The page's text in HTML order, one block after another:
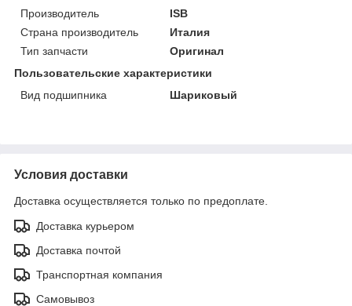
Производитель
ISB
Страна производитель
Италия
Тип запчасти
Оригинал
Пользовательские характеристики
Вид подшипника
Шариковый
Условия доставки
Доставка осуществляется только по предоплате.
Доставка курьером
Доставка почтой
Транспортная компания
Самовывоз